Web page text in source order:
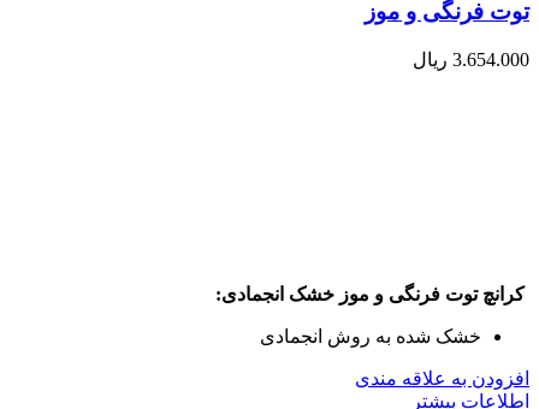
توت فرنگی و موز
3.654.000 ریال
کرانچ توت فرنگی و موز خشک انجمادی:
خشک شده به روش انجمادی
افزودن به علاقه مندی
اطلاعات بیشتر